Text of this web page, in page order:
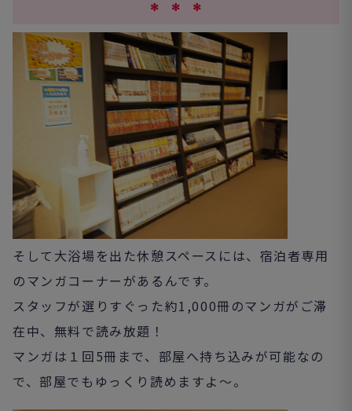
✻ ✻ ✻
そして大浴場を出た休憩スペースには、宿泊者専用
のマンガコーナーがあるんです。
スタッフが選りすぐった約1,000冊のマンガがご滞
在中、無料で読み放題！
マンガは１回5冊まで、部屋へ持ち込みが可能なの
で、部屋でもゆっくり読めますよ～。